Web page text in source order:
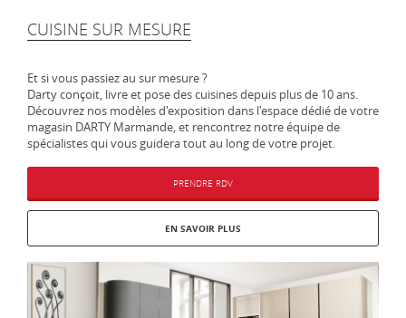
CUISINE SUR MESURE
Et si vous passiez au sur mesure ?
Darty conçoit, livre et pose des cuisines depuis plus de 10 ans.
Découvrez nos modèles d'exposition dans l'espace dédié de votre
magasin DARTY Marmande, et rencontrez notre équipe de
spécialistes qui vous guidera tout au long de votre projet.
PRENDRE RDV
EN SAVOIR PLUS